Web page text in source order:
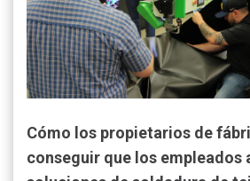
Cómo los propietarios de
conseguir que los empleados